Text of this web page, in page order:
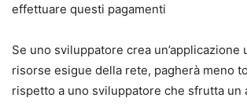
effettuare questi pagamenti
Se uno sviluppatore crea un’applicazione
risorse esigue della rete, pagherà meno
rispetto a uno sviluppatore che sfrutta un